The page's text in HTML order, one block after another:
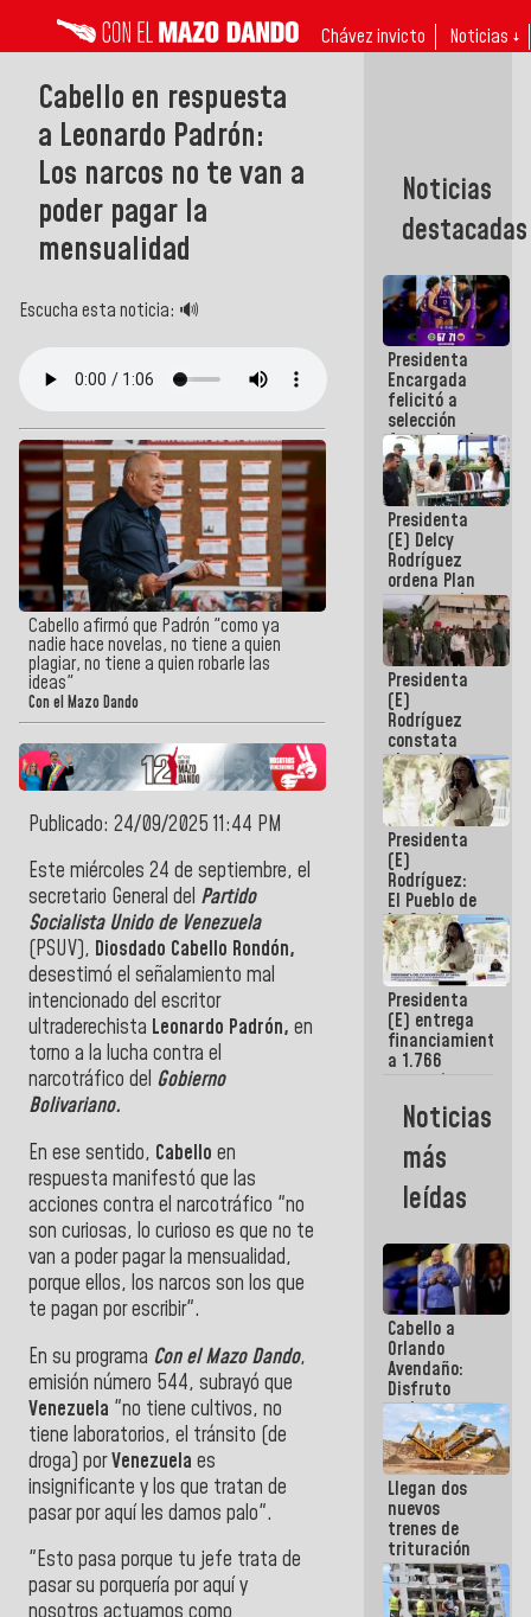
Chávez invicto Noticias ↓
Cabello en respuesta
a Leonardo Padrón:
Los narcos no te van a
poder pagar la
mensualidad
Escucha esta noticia: 🔊
Cabello afirmó que Padrón "como ya
nadie hace novelas, no tiene a quien
plagiar, no tiene a quien robarle las
ideas"
Con el Mazo Dando
Publicado: 24/09/2025 11:44 PM
Este miércoles 24 de septiembre, el
secretario General del Partido
Socialista Unido de Venezuela
(PSUV), Diosdado Cabello Rondón,
desestimó el señalamiento mal
intencionado del escritor
ultraderechista Leonardo Padrón, en
torno a la lucha contra el
narcotráfico del Gobierno
Bolivariano.
En ese sentido, Cabello en
respuesta manifestó que las
acciones contra el narcotráfico "no
son curiosas, lo curioso es que no te
van a poder pagar la mensualidad,
porque ellos, los narcos son los que
te pagan por escribir".
En su programa Con el Mazo Dando,
emisión número 544, subrayó que
Venezuela "no tiene cultivos, no
tiene laboratorios, el tránsito (de
droga) porVenezuela es
insignificante y los que tratan de
pasar por aquí les damos palo".
"Esto pasa porque tu jefe trata de
pasar su porquería por aquí y
Noticias
destacadas
Presidenta
Encargada
felicitó a
selección
femenina de
baloncesto
por su
clasificación
a la
AmeriCup
2027
Presidenta
(E) Delcy
Rodríguez
ordena Plan
maestro de
desarrollo
logístico y
turístico
para La
Guaira
Presidenta
(E)
Rodríguez
constata
obras de
rehabilitación
de Escuela
Militar de
Mamo en La
Guaira
Presidenta
(E)
Rodríguez:
El Pueblo de
La Guaira
siempre
estará
acompañada
por el
Gobierno
Nacional
Presidenta
(E) entrega
financiamientos
a 1.766
comerciantes
emprendedores
afectados
por
terremotos
Noticias
más
leídas
Cabello a
Orlando
Avendaño:
Disfruto
cada vez
que escribes
porque lo
que haces
es
embarrarla
Llegan dos
nuevos
trenes de
trituración
para
optimizar
manejo de